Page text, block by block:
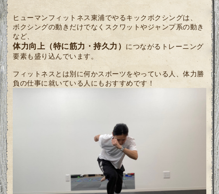
ヒューマンフィットネス東浦でやるキックボクシングは、
ボクシングの動きだけでなくスクワットやジャンプ系の動き
など、
体力向上（特に筋力・持久力） につながるトレーニング
要素も盛り込んでいます。
フィットネスとは別に何かスポーツをやっている人、体力勝
負の仕事に就いている人にもおすすめです！